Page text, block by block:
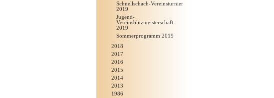
Schnellschach-Vereinsturnier
2019
Jugend-
Vereinsblitzmeisterschaft
2019
Sommerprogramm 2019
2018
2017
2016
2015
2014
2013
1986